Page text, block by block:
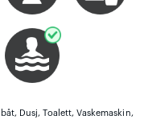
Dusj, Toalett, Vaskemaskin,